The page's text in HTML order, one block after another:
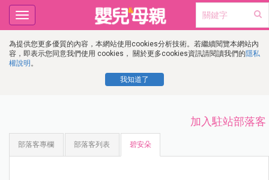
為提供您更多優質的內容，本網站使用cookies分析技術。若繼續閱覽本網站內
容，即表示您同意我們使用 cookies， 關於更多cookies資訊請閱讀我們的隱私
權說明 。
我知道了
Toggle
navigation
加入駐站部落客
部落客專欄 部落客列表 碧安朵